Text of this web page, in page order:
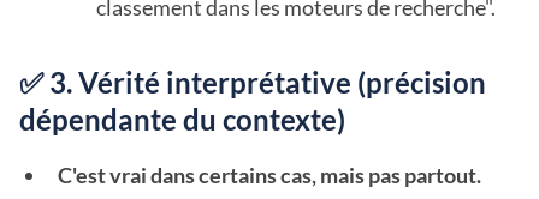
classement dans les moteurs de recherche".
✅ 3. Vérité interprétative (précision
dépendante du contexte)
C'est vrai dans certains cas, mais pas partout.